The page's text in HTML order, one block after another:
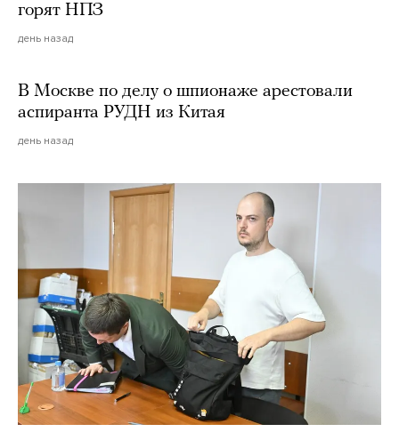
горят НПЗ
день назад
В Москве по делу о шпионаже арестовали
аспиранта РУДН из Китая
день назад